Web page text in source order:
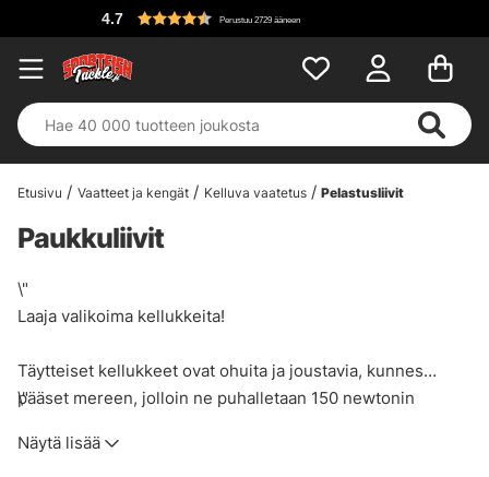
Perustuu 2729 ääneen
Etusivu Vaatteet ja kengät Kelluva vaatetus Pelastusliivit
Paukkuliivit
\"
Laaja valikoima kellukkeita!
Täytteiset kellukkeet ovat ohuita ja joustavia, kunnes
pääset mereen, jolloin ne puhalletaan 150 newtonin
haarahihnat. Huomaa, että on tärkeää, että nämä
\"
Näytä lisää